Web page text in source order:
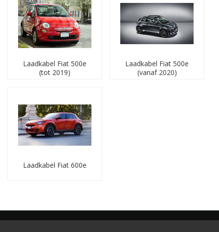
die past bij uw eigen model EV auto, oplaadvoorkeuren en
'laadparkeersituatie'. Het zijn
laadkabels voor openbare
laadpuntenenvoor een outlet laadboxbij huis of
kantoor, zoals kabels voor Mode 3 (gecontroleerd) laden. U
vindt op deze pagina('s) ook
mobiele ladersvoor het
230V stopcontact.
Laders voor Fiat
DeFiat 500e (tot 2019)
capaciteit van 24 kWh. De lader in de auto laadt via 1
fase met maximaal 32A.
DeFiat 500e Cabrio (vanaf 2020)
laadt via 3 fase met maximaal 16A of via 1 fase met
Laadkabel Fiat 500e
(tot 2019)
Laadkabel Fiat 500e
(vanaf 2020)
Laadkabel Fiat 600e